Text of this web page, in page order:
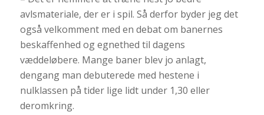
avlsmateriale, der er i spil. Så derfor byder jeg det
også velkomment med en debat om banernes
beskaffenhed og egnethed til dagens
væddeløbere. Mange baner blev jo anlagt,
dengang man debuterede med hestene i
nulklassen på tider lige lidt under 1,30 eller
deromkring.